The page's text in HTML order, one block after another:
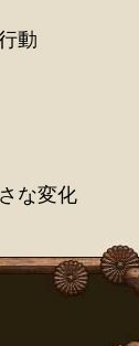
動
な変化